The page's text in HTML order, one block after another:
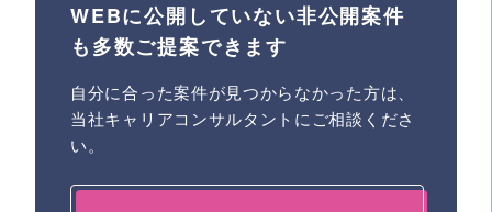
WEBに公開していない非公開案件
も多数ご提案できます
自分に合った案件が見つからなかった方は、
当社キャリアコンサルタントにご相談くださ
い。